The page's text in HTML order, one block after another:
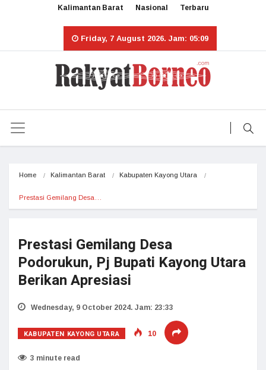
Kalimantan Barat Nasional Terbaru
Friday, 7 August 2026. Jam: 05:09
Home Kalimantan Barat Kabupaten Kayong Utara
Prestasi Gemilang Desa…
Prestasi Gemilang Desa
Podorukun, Pj Bupati Kayong Utara
Berikan Apresiasi
Wednesday, 9 October 2024. Jam: 23:33
KABUPATEN KAYONG UTARA 10
3 minute read